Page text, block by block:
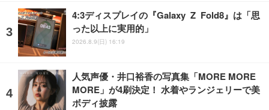
4:3ディスプレイの『Galaxy Z Fold8』は「思
った以上に実用的」
2026.8.9(日) 16:19
人気声優・井口裕香の写真集「MORE MORE
MORE」が4刷決定！ 水着やランジェリーで美
ボディ披露